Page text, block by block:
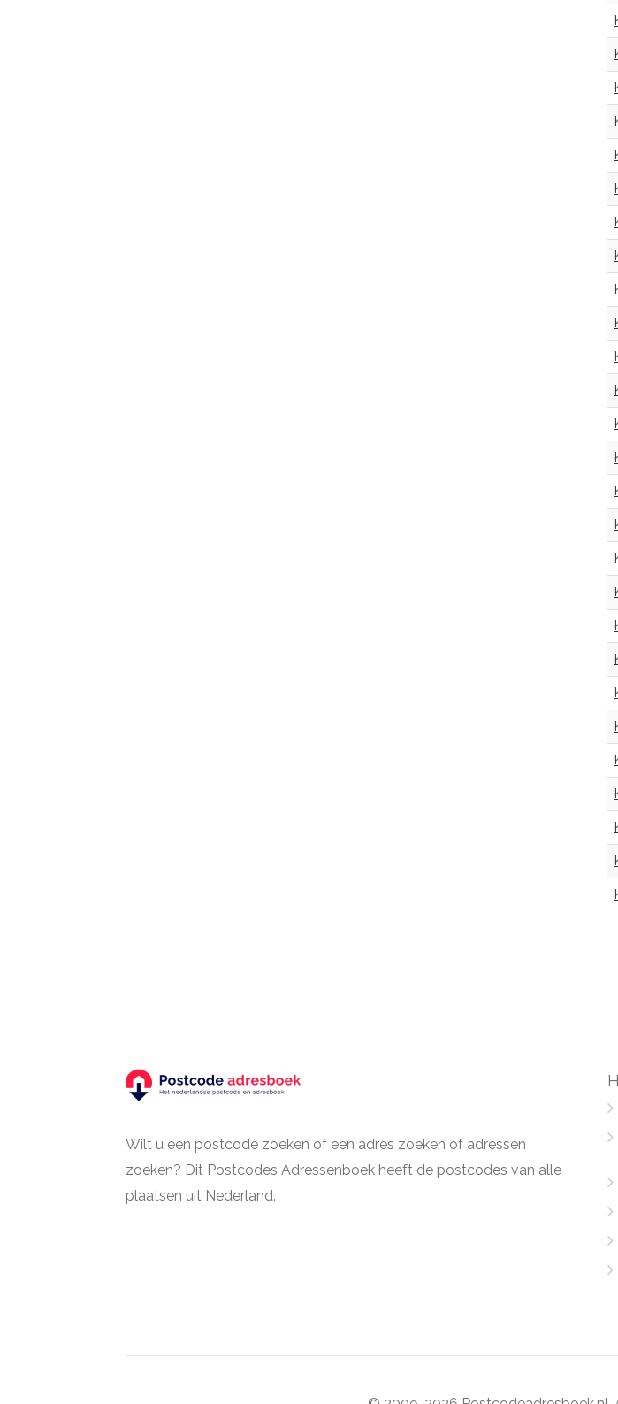
Wilt u een postcode zoeken of een adres zoeken of adressen
zoeken? Dit Postcodes Adressenboek heeft de postcodes van alle
plaatsen uit Nederland.